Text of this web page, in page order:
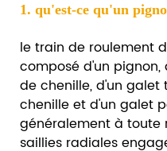
1. qu'est-ce qu'un
le train de roulement
composé d'un
de chenille, d'un
chenille et d'un galet
généralement à toute
saillies radiales